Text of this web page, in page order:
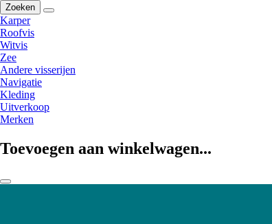
Zoeken
Karper
Roofvis
Witvis
Zee
Andere visserijen
Navigatie
Kleding
Uitverkoop
Merken
Toevoegen aan winkelwagen...